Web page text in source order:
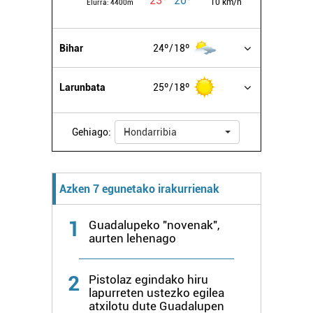
Elurra: 4400m
Bihar 24º 18º
Larunbata 25º 18º
Gehiago: Hondarribia
Azken 7 egunetako irakurrienak
1
Guadalupeko "novenak",
aurten lehenago
2
Pistolaz egindako hiru
lapurreten ustezko egilea
atxilotu dute Guadalupen